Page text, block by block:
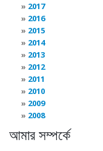
2017
2016
2015
2014
2013
2012
2011
2010
2009
2008
আমার সম্পর্কে